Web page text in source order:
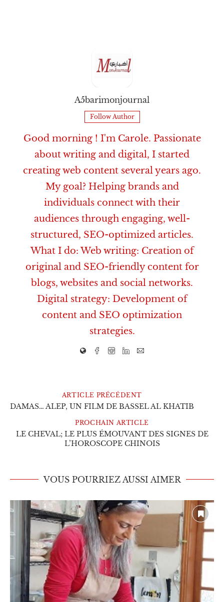
A5barimonjournal
Follow Author
Good morning ! I'm Carole. Passionate
about writing and digital, I started
creating web content several years ago.
My goal? Helping brands and
individuals connect with their
audiences through engaging, well-
structured, SEO-optimized articles.
What I do: Web writing: Creation of
original and SEO-friendly content for
blogs, websites and social networks.
Digital strategy: Development of
content and SEO optimization
strategies.
ARTICLE PRÉCÉDENT
DAMAS… ALEP, UN FILM DE BASSEL AL KHATIB
PROCHAIN ARTICLE
LE CHEVAL; LE PLUS ÉMOUVANT DES SIGNES DE
L’HOROSCOPE CHINOIS
VOUS POURRIEZ AUSSI AIMER